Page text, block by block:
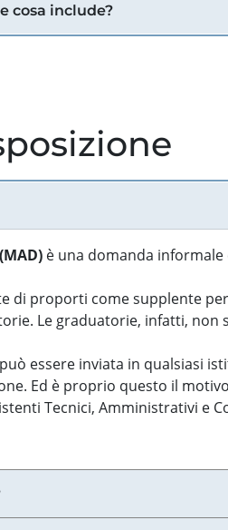
cosa include?
è una domanda
di proporti come supplente
Le graduatorie, infatti, non
può essere inviata in qualsiasi
Ed è proprio questo il
Tecnici, Amministrativi e